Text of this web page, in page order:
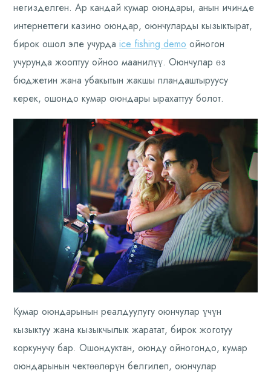
негизделген. Ар кандай кумар оюндары, анын ичинде
интернеттеги казино оюндар, оюнчуларды кызыктырат,
бирок ошол эле учурдаice fishing demo ойногон
учурунда жооптуу ойноо маанилүү. Оюнчулар өз
бюджетин жана убакытын жакшы пландаштыруусу
керек, ошондо кумар оюндары ырахаттуу болот.
Кумар оюндарынын реалдуулугу оюнчулар үчүн
кызыктуу жана кызыкчылык жаратат, бирок жоготуу
коркунучу бар. Ошондуктан, оюнду ойногондо, кумар
оюндарынын чектөөлөрүн белгилеп, оюнчулар